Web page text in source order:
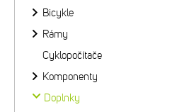
Bicykle
Rámy
Cyklopočítače
Komponenty
Doplnky